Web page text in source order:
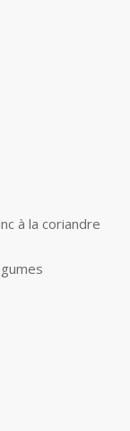
à la coriandre